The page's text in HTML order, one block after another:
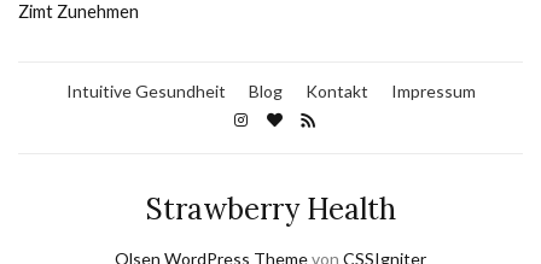
Zimt Zunehmen
Intuitive Gesundheit Blog Kontakt Impressum
Strawberry Health
Olsen WordPress Themevon CSSIgniter